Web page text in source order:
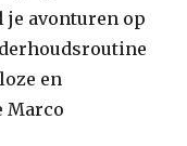
je avonturen op
en
Marco